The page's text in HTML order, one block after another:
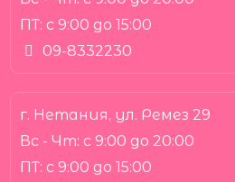
ПТ: с 9:00 до 15:00
09-8332230
г. Нетания, ул. Ремез 29
Вс - Чт: с 9:00 до 20:00
ПТ: с 9:00 до 15:00